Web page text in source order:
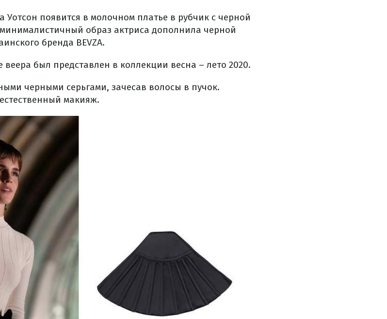
Уотсон появится в молочном платье в рубчик с черной
образ актриса дополнила черной
бренда BEVZA.
был представлен в коллекции весна – лето 2020.
черными серьгами, зачесав волосы в пучок.
макияж.